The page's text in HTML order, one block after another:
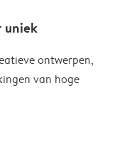
uniek
ontwerpen,
van hoge